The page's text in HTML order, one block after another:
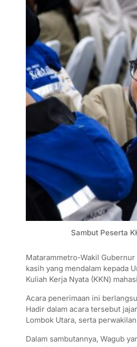
Sambut Peserta
​Matarammetro-Wakil
kasih yang mendalam kepada
Kuliah Kerja Nyata (KKN)
​Acara penerimaan ini
Hadir dalam acara tersebut
Lombok Utara, serta
​Dalam sambutannya, Wagub